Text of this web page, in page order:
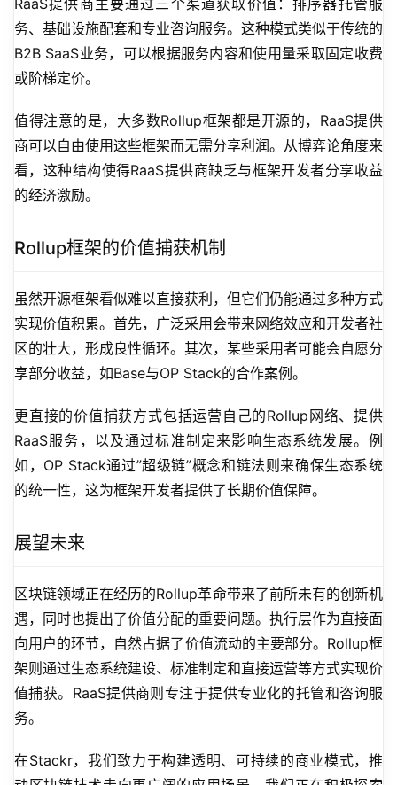
RaaS提供商主要通过三个渠道获取价值：排序器托管服
务、基础设施配套和专业咨询服务。这种模式类似于传统的
B2B SaaS业务，可以根据服务内容和使用量采取固定收费
或阶梯定价。
值得注意的是，大多数Rollup框架都是开源的，RaaS提供
商可以自由使用这些框架而无需分享利润。从博弈论角度来
看，这种结构使得RaaS提供商缺乏与框架开发者分享收益
的经济激励。
Rollup框架的价值捕获机制
虽然开源框架看似难以直接获利，但它们仍能通过多种方式
实现价值积累。首先，广泛采用会带来网络效应和开发者社
区的壮大，形成良性循环。其次，某些采用者可能会自愿分
享部分收益，如Base与OP Stack的合作案例。
更直接的价值捕获方式包括运营自己的Rollup网络、提供
RaaS服务，以及通过标准制定来影响生态系统发展。例
如，OP Stack通过”超级链”概念和链法则来确保生态系统
的统一性，这为框架开发者提供了长期价值保障。
展望未来
区块链领域正在经历的Rollup革命带来了前所未有的创新机
遇，同时也提出了价值分配的重要问题。执行层作为直接面
向用户的环节，自然占据了价值流动的主要部分。Rollup框
架则通过生态系统建设、标准制定和直接运营等方式实现价
值捕获。RaaS提供商则专注于提供专业化的托管和咨询服
务。
在Stackr，我们致力于构建透明、可持续的商业模式，推